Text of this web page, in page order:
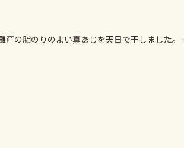
産の脂のりのよい真あじを天日で干しました